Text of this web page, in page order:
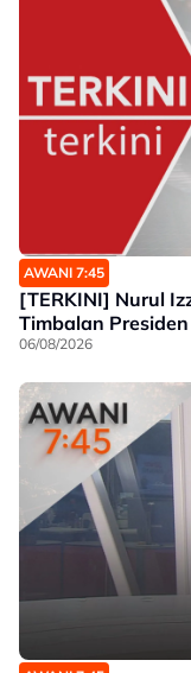
AWANI 7:45
[TERKINI] Nurul
Timbalan Presiden
06/08/2026